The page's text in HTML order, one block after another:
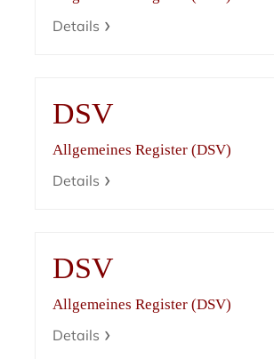
Details
DSV
Allgemeines Register (DSV)
Details
DSV
Allgemeines Register (DSV)
Details